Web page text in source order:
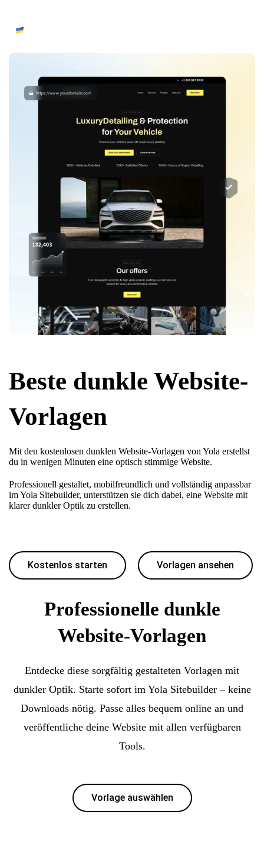
Beste dunkle Website-
Vorlagen
Mit den kostenlosen dunklen Website-Vorlagen von Yola erstellst
du in wenigen Minuten eine optisch stimmige Website.
Professionell gestaltet, mobilfreundlich und vollständig anpassbar
im Yola Sitebuilder, unterstützen sie dich dabei, eine Website mit
klarer dunkler Optik zu erstellen.
Kostenlos starten Vorlagen ansehen
Professionelle dunkle
Website-Vorlagen
Entdecke diese sorgfältig gestalteten Vorlagen mit
dunkler Optik. Starte sofort im Yola Sitebuilder – keine
Downloads nötig. Passe alles bequem online an und
veröffentliche deine Website mit allen verfügbaren
Tools.
Vorlage auswählen